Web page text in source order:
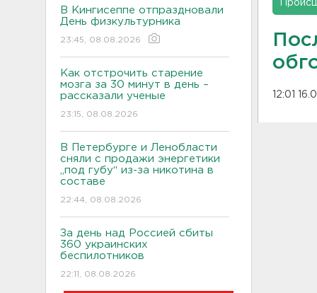
В Кингисеппе отпраздновали
День физкультурника
23:45, 08.08.2026
Как отстрочить старение
мозга за 30 минут в день –
рассказали ученые
23:15, 08.08.2026
В Петербурге и Ленобласти
сняли с продажи энергетики
„под губу“ из-за никотина в
составе
22:44, 08.08.2026
За день над Россией сбиты
360 украинских
беспилотников
22:11, 08.08.2026
12:01